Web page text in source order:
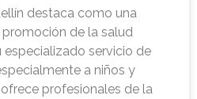
destaca como una
de la salud
especializado servicio de
a niños y
profesionales de la